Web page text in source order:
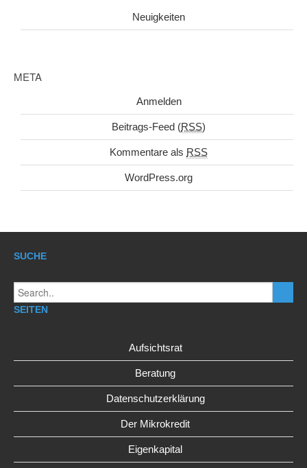
Neuigkeiten
META
Anmelden
Beitrags-Feed (RSS)
Kommentare als RSS
WordPress.org
SUCHE
SEITEN
Aufsichtsrat
Beratung
Datenschutzerklärung
Der Mikrokredit
Eigenkapital